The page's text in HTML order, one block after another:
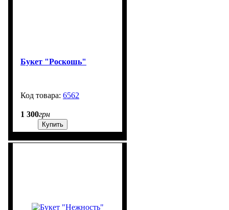
Букет "Роскошь"
6562
1 300грн
Купить